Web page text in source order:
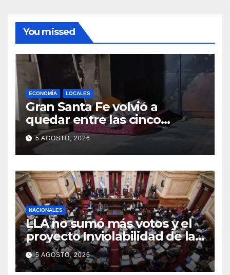
You missed
ECONOMÍA LOCALES
Gran Santa Fe volvió a
quedar entre las cinco
regiones con más pobreza
del país
5 AGOSTO, 2026
NACIONALES
LLA no sumó más votos y el
proyecto Inviolabilidad de la
Propiedad Privada corre
riesgo de caerse en el
5 AGOSTO, 2026